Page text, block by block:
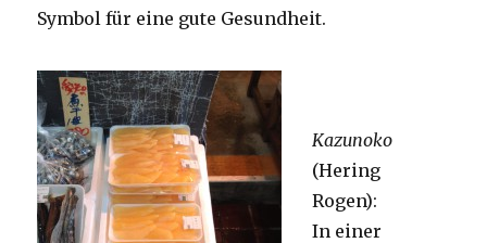
Symbol für eine gute Gesundheit.
Kazunoko
(Hering
Rogen):
In einer